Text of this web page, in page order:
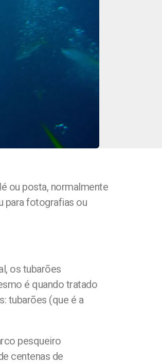
ou posta, normalmente
para fotografias ou
os tubarões
é quando tratado
tubarões (que é a
pesqueiro
centenas de